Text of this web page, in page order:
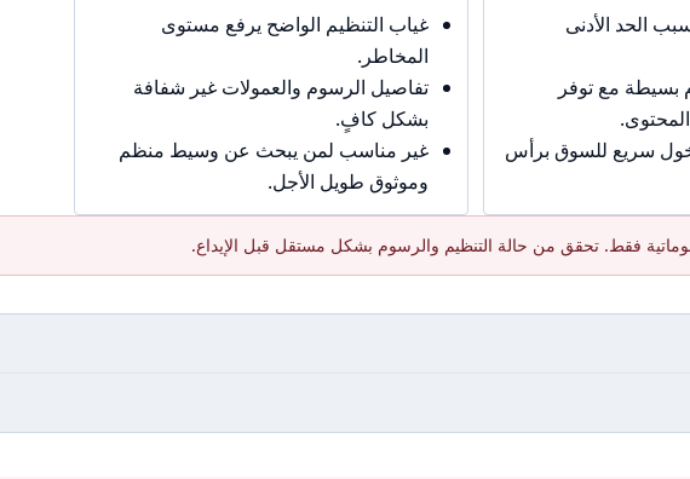
الحد الأدنى
بسيطة مع توفر
سريع للسوق برأس
غياب التنظيم الواضح يرفع مستوى
المخاطر.
تفاصيل الرسوم والعمولات غير شفافة
بشكل كافٍ.
غير مناسب لمن يبحث عن وسيط منظم
وموثوق طويل الأجل.
فقط. تحقق من حالة التنظيم والرسوم بشكل مستقل قبل الإيداع.